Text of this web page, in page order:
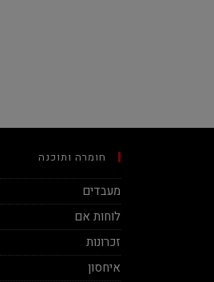
חומרה ותוכנה
מעבדים
לוחות אם
זכרונות
איחסון